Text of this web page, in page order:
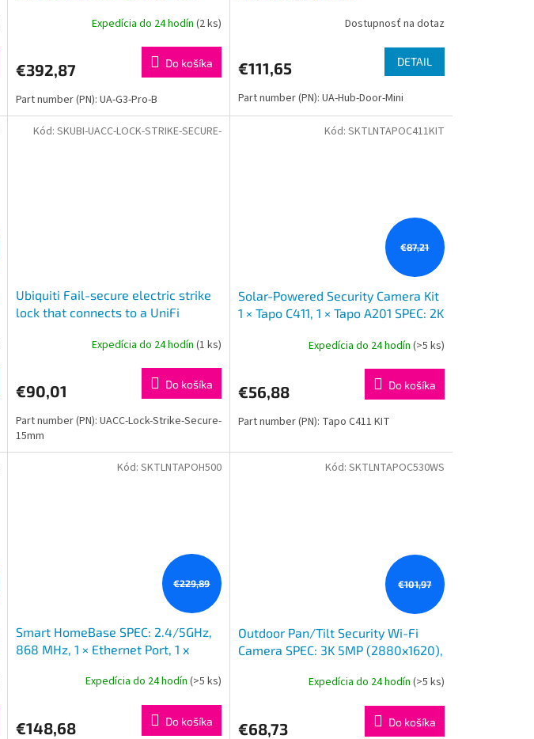
support-blackExpedícia do 24 hodín (2 ks)
€392,87 Do košíka
Part number (PN): UA-G3-Pro-B
Dostupnosť na dotaz
€111,65 DETAIL
Part number (PN): UA-Hub-Door-Mini
Ubiquiti Fail-secure electric strike
lock that connects to a UniFi
Expedícia do 24 hodín (1 ks)
€90,01 Do košíka
Part number (PN): UACC-Lock-Strike-Secure-
15mm
Kód: SKUBI-UACC-LOCK-STRIKE-SECURE-
€87,21
Solar-Powered Security Camera Kit
1 × Tapo C411, 1 × Tapo A201 SPEC: 2K
(5.2V, 2.5W) FExpedícia do 24 hodín (>5 ks)
€56,88 Do košíka
Part number (PN): Tapo C411 KIT
Kód: SKTLNTAPOC411KIT
€229,89
Smart HomeBase SPEC: 2.4/5GHz,
868 MHz, 1 × Ethernet Port, 1 x
2.0 Port FEATURE: 110
Expedícia do 24 hodín (>5 ks)
€148,68 Do košíka
Kód: SKTLNTAPOH500
€101,97
Outdoor Pan/Tilt Security Wi-Fi
Camera SPEC: 3K 5MP (2880x1620),
Ethernet Port, HoriExpedícia do 24 hodín (>5 ks)
€68,73 Do košíka
Kód: SKTLNTAPOC530WS